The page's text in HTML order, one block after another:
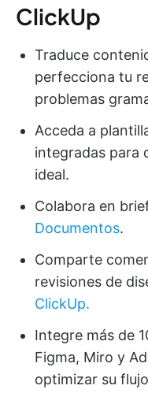
ClickUp
Traduce
perfecciona tu
problemas
Acceda a
integradas para
ideal.
Colabora en
Documentos.
Comparte
revisiones de
ClickUp.
Integre más de
Figma, Miro y
optimizar su